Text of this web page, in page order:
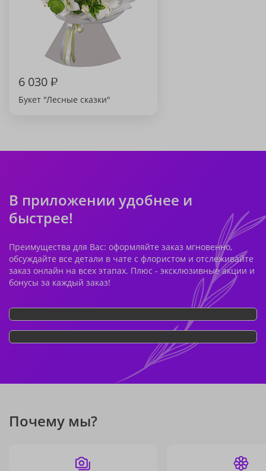
6 030₽
Букет "Лесные сказки"
В приложении удобнее и
быстрее!
Преимущества для Вас: оформляйте заказ мгновенно,
обсуждайте все детали в чате с флористом и отслеживайте
заказ онлайн на всех этапах. Плюс - эксклюзивные акции и
бонусы за каждый заказ!
Почему мы?